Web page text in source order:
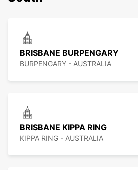
BRISBANE BURPENGARY
BURPENGARY - AUSTRALIA
BRISBANE KIPPA RING
KIPPA RING - AUSTRALIA